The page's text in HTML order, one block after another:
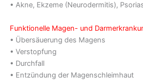
• Akne, Ekzeme (Neurodermitis),
Funktionelle Magen- und
• Übersäuerung des Magens
• Verstopfung
• Durchfall
• Entzündung der Magenschleimhaut